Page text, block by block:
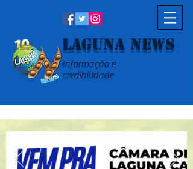
Laguna News
Informação e
credibilidade